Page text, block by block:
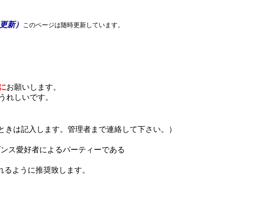
新） このページは随時更新しています。
お願いします。
れしいです。
記入します。管理者まで連絡して下さい。）
ス愛好者によるパーティーである
ように推奨致します。